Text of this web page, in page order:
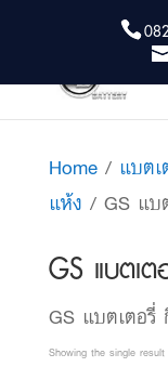
Home/ แบต
แห้ง / GS แบ
GS แบตเ
GS แบตเตอรี่
Showing the single result